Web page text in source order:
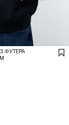
ФУТЕРА